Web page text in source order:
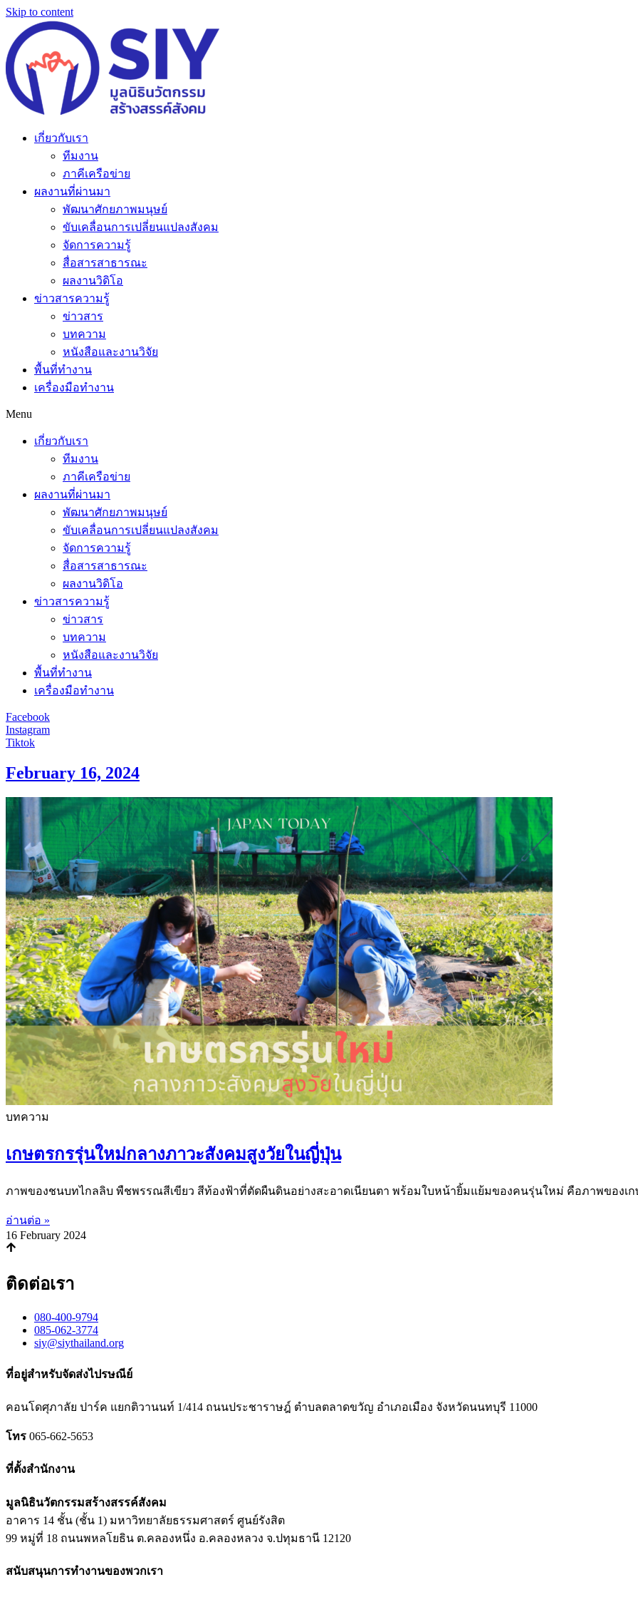
Skip to content
เกี่ยวกับเรา
ทีมงาน
ภาคีเครือข่าย
ผลงานที่ผ่านมา
พัฒนาศักยภาพมนุษย์
ขับเคลื่อนการเปลี่ยนแปลงสังคม
จัดการความรู้
สื่อสารสาธารณะ
ผลงานวิดิโอ
ข่าวสารความรู้
ข่าวสาร
บทความ
หนังสือและงานวิจัย
พื้นที่ทำงาน
เครื่องมือทำงาน
Menu
เกี่ยวกับเรา
ทีมงาน
ภาคีเครือข่าย
ผลงานที่ผ่านมา
พัฒนาศักยภาพมนุษย์
ขับเคลื่อนการเปลี่ยนแปลงสังคม
จัดการความรู้
สื่อสารสาธารณะ
ผลงานวิดิโอ
ข่าวสารความรู้
ข่าวสาร
บทความ
หนังสือและงานวิจัย
พื้นที่ทำงาน
เครื่องมือทำงาน
Facebook
Instagram
Tiktok
February 16, 2024
บทความ
เกษตรกรรุ่นใหม่กลางภาวะสังคมสูงวัยในญี่ปุ่น
ภาพของชนบทไกลลิบ พืชพรรณสีเขียว สีท้องฟ้าที่ตัดผืนดินอย่างสะอาดเนียนตา พร้อมใบหน้ายิ้มแย้มของคนรุ่นใหม่ คือภาพของเ
อ่านต่อ »
16 February 2024
ติดต่อเรา
080-400-9794
085-062-3774
siy@siythailand.org
ที่อยู่สำหรับจัดส่งไปรษณีย์
คอนโดศุภาลัย ปาร์ค แยกติวานนท์ 1/414 ถนนประชาราษฎ์ ตำบลตลาดขวัญ อำเภอเมือง จังหวัดนนทบุรี 11000
โทร 065-662-5653
ที่ตั้งสำนักงาน
มูลนิธินวัตกรรมสร้างสรรค์สังคม
อาคาร 14 ชั้น (ชั้น 1) มหาวิทยาลัยธรรมศาสตร์ ศูนย์รังสิต
99 หมู่ที่ 18 ถนนพหลโยธิน ต.คลองหนึ่ง อ.คลองหลวง จ.ปทุมธานี 12120
สนับสนุนการทำงานของพวกเรา